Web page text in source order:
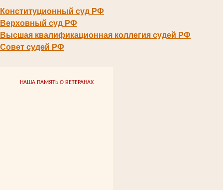
Конституционный суд РФ
Верховный суд РФ
Высшая квалификационная коллегия судей РФ
Совет судей РФ
НАША ПАМЯТЬ О ВЕТЕРАНАХ